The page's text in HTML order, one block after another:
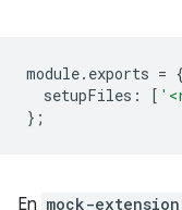
module. exports = {
setupFiles : [
};
En mock-